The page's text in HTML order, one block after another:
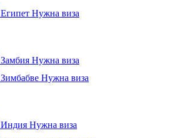
Египет Нужна виза
Замбия Нужна виза
Зимбабве Нужна виза
Индия Нужна виза